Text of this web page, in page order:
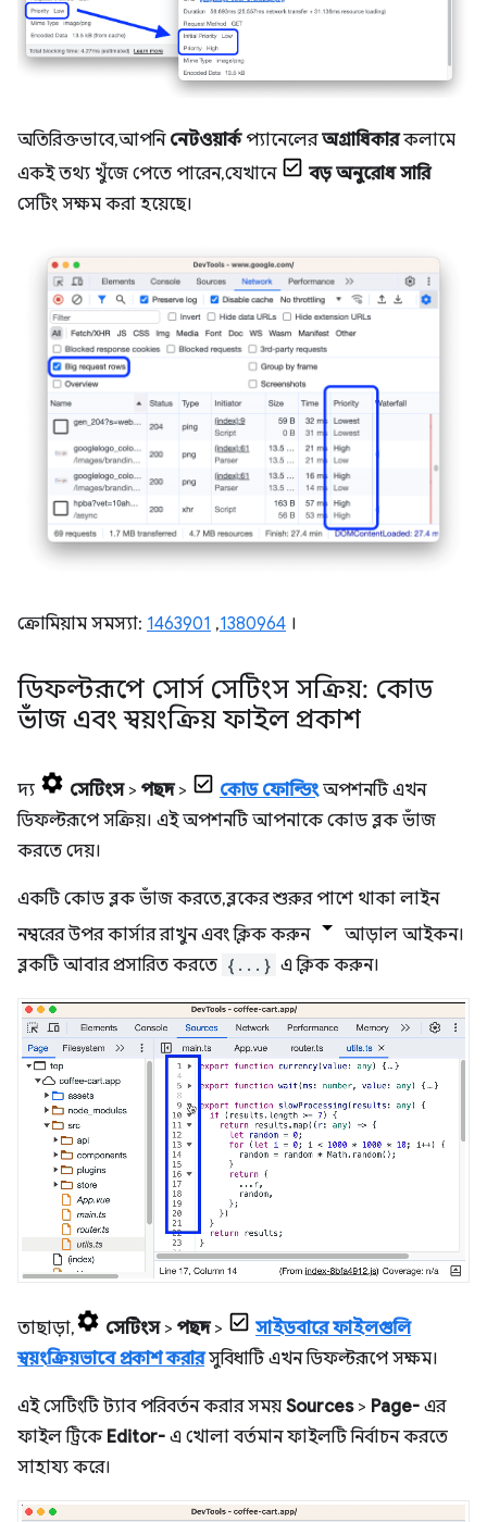
অতিরিক্তভাবে, আপনি নেটওয়ার্কপ্যানেলেরঅগ্রাধিকারকলামে
একই তথ্য খুঁজে পেতে পারেন, যেখানে
বড় অনুরোধ সারি
সেটিং সক্ষম করা হয়েছে।
ক্রোমিয়াম সমস্যা: 1463901 ,1380964 ।
ডিফল্টরূপে সোর্স সেটিংস সক্রিয়: কোড
ভাঁজ এবং স্বয়ংক্রিয় ফাইল প্রকাশ
দ্য সেটিংস> পছন্দ> কোড ফোল্ডিংঅপশনটি এখন
ডিফল্টরূপে সক্রিয়। এই অপশনটি আপনাকে কোড ব্লক ভাঁজ
করতে দেয়।
একটি কোড ব্লক ভাঁজ করতে, ব্লকের শুরুর পাশে থাকা লাইন
নম্বরের উপর কার্সার রাখুন এবং ক্লিক করুন
আড়াল আইকন।
ব্লকটি আবার প্রসারিত করতে {...} এ ক্লিক করুন।
তাছাড়া, সেটিংস> পছন্দ>
সাইডবারে ফাইলগুলি
স্বয়ংক্রিয়ভাবে প্রকাশ করারসুবিধাটি এখন ডিফল্টরূপে সক্ষম।
এই সেটিংটি ট্যাব পরিবর্তন করার সময় Sources> Page- এর
ফাইল ট্রিকে Editor- এ খোলা বর্তমান ফাইলটি নির্বাচন করতে
সাহায্য করে।